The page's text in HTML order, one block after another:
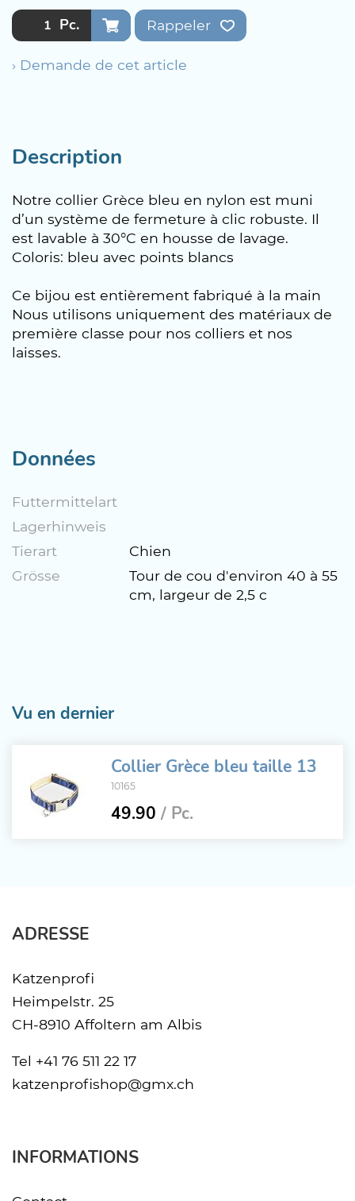
Pc. Rappeler
› Demande de cet article
Description
Notre collier Grèce bleu en nylon est muni
d’un système de fermeture à clic robuste. Il
est lavable à 30°C en housse de lavage.
Coloris: bleu avec points blancs
Ce bijou est entièrement fabriqué à la main
Nous utilisons uniquement des matériaux de
première classe pour nos colliers et nos
laisses.
Données
Futtermittelart
Lagerhinweis
Tierart
Chien
Grösse
Tour de cou d'environ 40 à 55
cm, largeur de 2,5 c
Vu en dernier
Collier Grèce bleu taille 13
10165
49.90 / Pc.
ADRESSE
Katzenprofi
Heimpelstr. 25
CH-8910 Affoltern am Albis
Tel +41 76 511 22 17
katzenprofishop@gmx.ch
INFORMATIONS